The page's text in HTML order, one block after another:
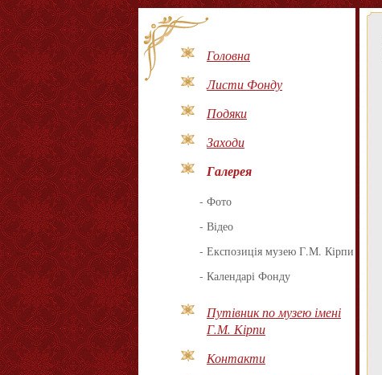
Головна
Листи Фонду
Подяки
Заходи
Галерея
- Фото
- Відео
- Експозиція музею Г.М. Кірпи
- Календарі Фонду
Путівник по музею імені
Г.М. Кірпи
Контакти